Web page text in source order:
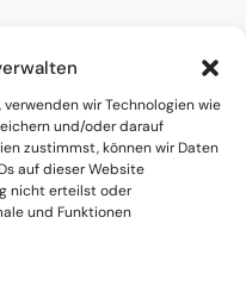
wir Technologien wie
und/oder darauf
zustimmst, können wir Daten
auf dieser Website
nicht erteilst oder
und Funktionen
keine
Ämtern ohne